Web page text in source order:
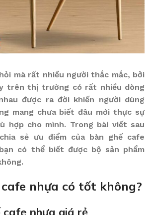
mà rất nhiều người thắc mắc, bởi
trên thị trường có rất nhiều dòng
được ra đời khiến người dùng
mang chưa biết đâu mới thực sự
hợp cho mình. Trong bài viết sau
sẻ ưu điểm của bàn ghế cafe
có thể biết được bộ sản phẩm
cafe nhựa có tốt không?
cafe nhựa giá rẻ